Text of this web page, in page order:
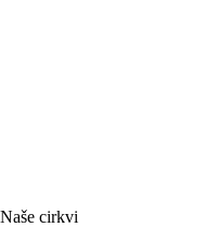
Naše cirkvi